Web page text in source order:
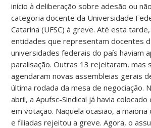
início à deliberação sobre adesão ou
categoria docente da Universidade
Catarina (UFSC) à greve. Até esta
entidades que representam docentes
universidades federais do país haviam
paralisação. Outras 13 rejeitaram, mas
agendaram novas assembleias gerais
última rodada da mesa de negociação.
abril, a Apufsc-Sindical já havia colocado
em votação. Naquela ocasião, a maioria
e filiadas rejeitou a greve. Agora, o